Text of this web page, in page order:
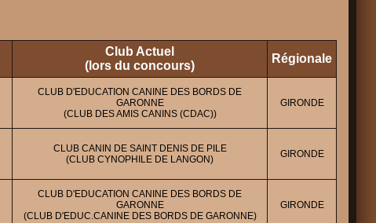
Club Actuel
(lors du concours)
Régionale
CLUB D'EDUCATION CANINE DES BORDS DE
GARONNE
(CLUB DES AMIS CANINS (CDAC))
GIRONDE
CLUB CANIN DE SAINT DENIS DE PILE
(CLUB CYNOPHILE DE LANGON)
GIRONDE
CLUB D'EDUCATION CANINE DES BORDS DE
GARONNE
(CLUB D'EDUC.CANINE DES BORDS DE GARONNE)
GIRONDE